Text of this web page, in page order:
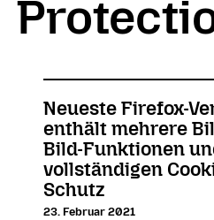
Neueste Firefox-
enthält mehrere
Bild-Funktionen
vollständigen
Schutz
23. Februar 2021